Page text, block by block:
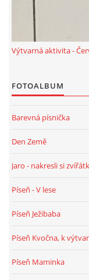
VÝTVARNÉ
VÝTVARNÉ
HÁDANKY K
BÁSNĚ K TÉMATU
PÍSNĚ K TÉMATU
Výtvarná aktivita -
FOTOALBUM
Barevná písnička
Den Země
Jaro - nakresli si
Píseň - V lese
Píseň Ježibaba
Píseň Kvočna, k
Píseň Maminka